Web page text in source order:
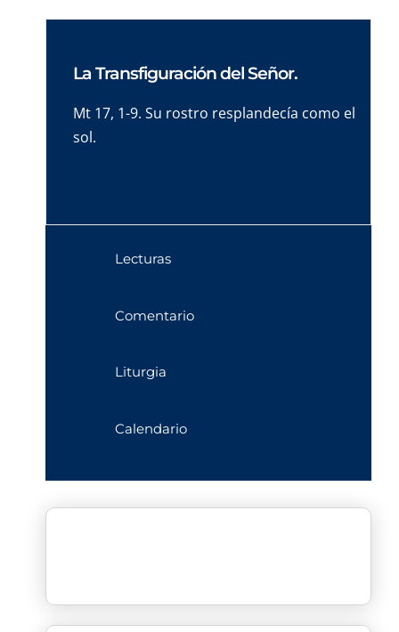
La Transfiguración del Señor.
Mt 17, 1-9. Su rostro resplandecía como el
sol.
Lecturas
Comentario
Liturgia
Calendario